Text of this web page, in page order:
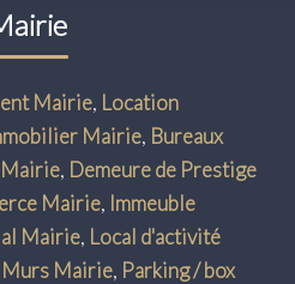
Syndic
Surface min
Plus de critères
Mairie, Location
Mairie, Bureaux
Mairie, Demeure de Prestige
Mairie, Immeuble
Mairie, Local d'activité
Murs Mairie, Parking / box